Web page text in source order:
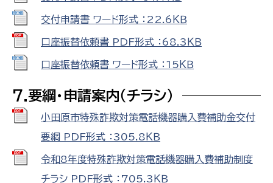
交付申請書 ワード形式 ：22.6ＫＢ
口座振替依頼書 PDF形式 ：68.3ＫＢ
口座振替依頼書 ワード形式 ：15ＫＢ
7.要綱・申請案内（チラシ）
小田原市特殊詐欺対策電話機器購入費補助金交付
要綱 PDF形式 ：305.8ＫＢ
令和8年度特殊詐欺対策電話機器購入費補助制度
チラシ PDF形式 ：705.3ＫＢ